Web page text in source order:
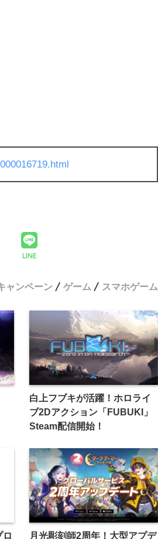
LINE
ャンペーン ゲーム スマホゲーム
白上フブキが活躍！ホロライ
ブ2Dアクション「FUBUKI」
Steam配信開始！
ロ 月光彫刻師2周年！大型アプデ